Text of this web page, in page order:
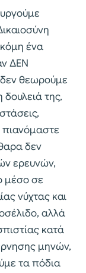
ένα
ΔΕΝ
δεν θεωρούμε
της,
δεν
ερευνών,
μέσο σε
νύχτας και
αλλά
κατά
μηνών,
τα πόδια